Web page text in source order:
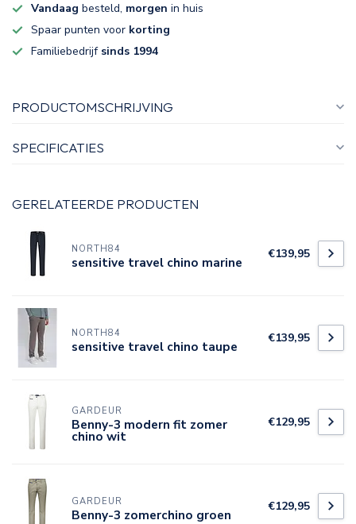
Vandaag besteld, morgen in huis
Spaar punten voor korting
Familiebedrijf sinds 1994
PRODUCTOMSCHRIJVING
SPECIFICATIES
GERELATEERDE PRODUCTEN
NORTH84
sensitive travel chino marine €139,95
NORTH84
sensitive travel chino taupe €139,95
GARDEUR
Benny-3 modern fit zomer
chino wit
€129,95
GARDEUR
Benny-3 zomerchino groen €129,95